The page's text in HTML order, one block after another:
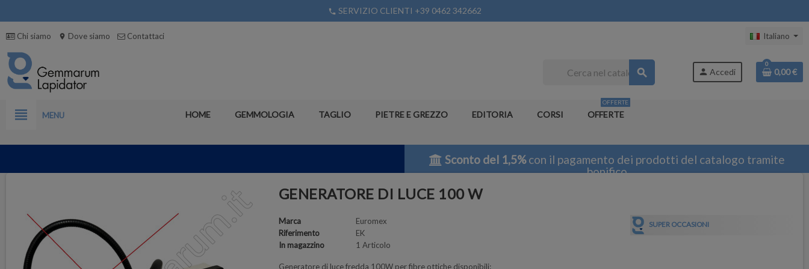
phone SERVIZIO CLIENTI +39 0462 342662
Chi siamo location_on Dove siamo Contattaci Italiano
search person Accedi
0
0,00 €
view_headline MENU HOME GEMMOLOGIA TAGLIO PIETRE E GREZZO EDITORIA CORSI OFFERTE
OFFERTE
Sconto del 1,5%con il pagamento dei prodotti del catalogo tramite
bonifico
GENERATORE DI LUCE 100 W
Marca
Euromex
Riferimento
EK
In magazzino
1 Articolo
Generatore di luce fredda 100W per fibre ottiche disponibili:
SUPER OCCASIONI